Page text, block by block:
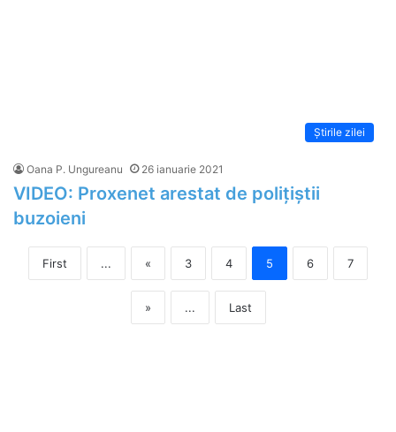
Știrile zilei
Oana P. Ungureanu 26 ianuarie 2021
VIDEO: Proxenet arestat de polițiștii
buzoieni
First ... « 3 4 5 6 7
» ... Last